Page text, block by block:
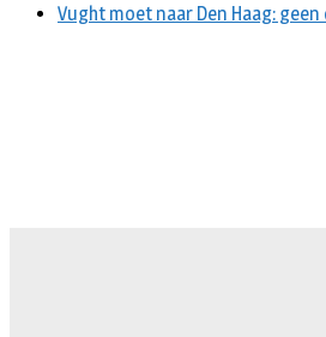
Vught moet naar Den Haag: